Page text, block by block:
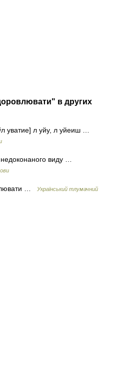
в других
уватие] л уйу, л уйеиш …
виду …
…
Український тлумачний